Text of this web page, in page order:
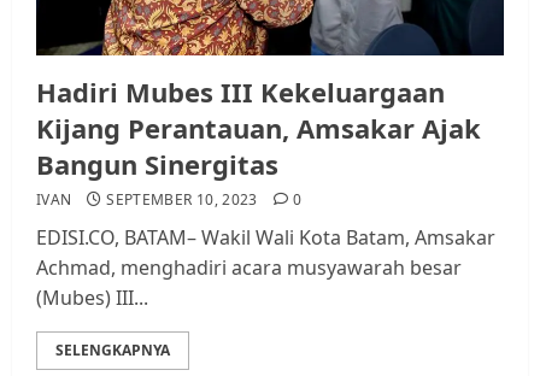
Hadiri Mubes III Kekeluargaan
Kijang Perantauan, Amsakar Ajak
Bangun Sinergitas
IVAN SEPTEMBER 10, 2023 0
EDISI.CO, BATAM– Wakil Wali Kota Batam, Amsakar
Achmad, menghadiri acara musyawarah besar
(Mubes) III...
SELENGKAPNYA
4
Warga Rempang Ajukan
Audiensi dengan Wali Kota
Batam, Soroti Aktivitas yang
Resahkan Warga
JULI 17, 2026
Tim Advokasi Desak BP Batam
Berhenti Merampas Tanah